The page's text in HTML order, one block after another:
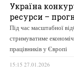
Україна
ресурси –
Під час масштабної
стримуватиме
працівників у Європі
15:15 27.01.2026